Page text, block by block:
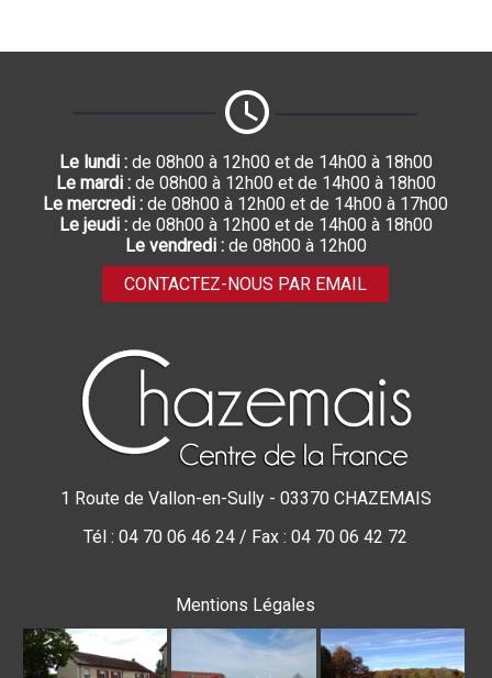
Le lundi :de 08h00 à 12h00 et de 14h00 à 18h00
Le mardi :de 08h00 à 12h00 et de 14h00 à 18h00
Le mercredi : de 08h00 à 12h00 et de 14h00 à 17h00
Le jeudi :de 08h00 à 12h00 et de 14h00 à 18h00
Le vendredi :de 08h00 à 12h00
CONTACTEZ-NOUS PAR EMAIL
1 Route de Vallon-en-Sully - 03370 CHAZEMAIS
Tél : 04 70 06 46 24 / Fax : 04 70 06 42 72
Mentions Légales